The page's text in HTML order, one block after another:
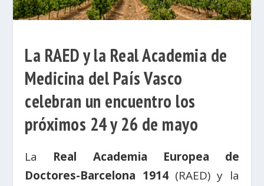
La RAED y la Real Academia de
Medicina del País Vasco
celebran un encuentro los
próximos 24 y 26 de mayo
La Real Academia Europea de
Doctores-Barcelona 1914(RAED) y la